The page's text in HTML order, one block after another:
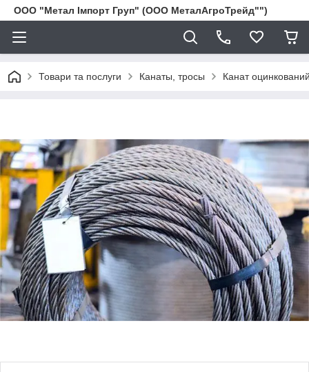
ООО "Метал Імпорт Груп" (ООО МеталАгроТрейд"")
Товари та послуги Канаты, тросы Канат